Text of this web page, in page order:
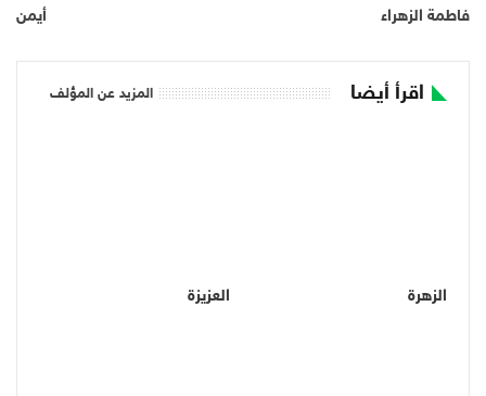
فاطمة الزهراء أيمن
اقرأ أيضا المزيد عن المؤلف
الزهرة العزيزة